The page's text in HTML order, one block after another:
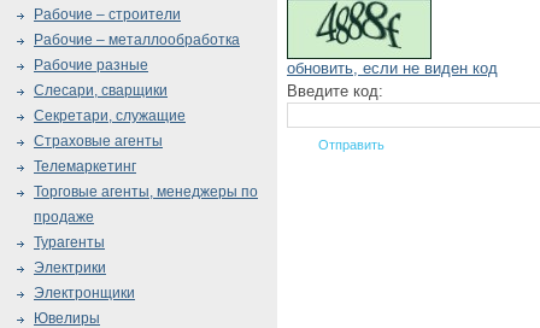
обновить, если не виден код
Введите код:
Рабочие – строители
Рабочие – металлообработка
Рабочие разные
Слесари, сварщики
Секретари, служащие
Страховые агенты
Телемаркетинг
Торговые агенты, менеджеры по
продаже
Турагенты
Электрики
Электронщики
Ювелиры